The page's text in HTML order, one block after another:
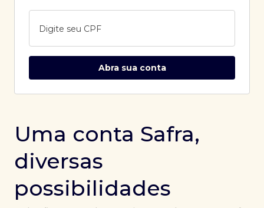
Digite seu CPF
Abra sua conta
Uma conta Safra,
diversas
possibilidades